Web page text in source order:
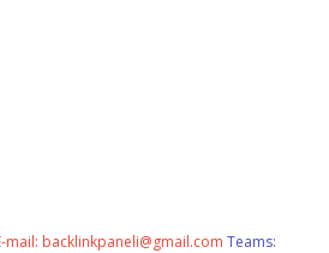
mail: backlinkpaneli@gmail.com Teams: